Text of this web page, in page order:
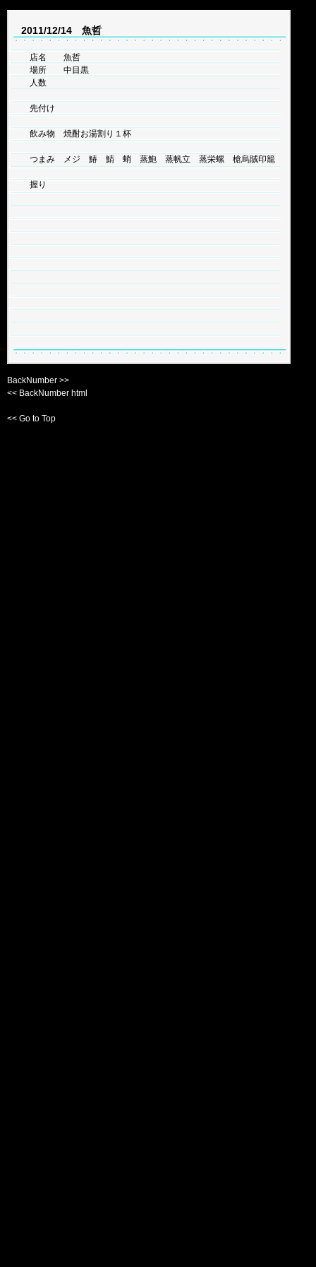
2011/12/14 魚哲
店名 魚哲
場所 中目黒
人数
先付け
飲み物 焼酎お湯割り１杯
つまみ メジ 鰆 鯖 蛸 蒸鮑 蒸帆立 蒸栄螺 槍烏賊印籠
握り
BackNumber >>
<< BackNumber html
<< Go to Top